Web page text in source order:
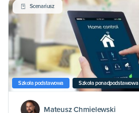
Scenariusz
Szkoła podstawowa Szkoła ponadpodstawowa
Mateusz Chmielewski